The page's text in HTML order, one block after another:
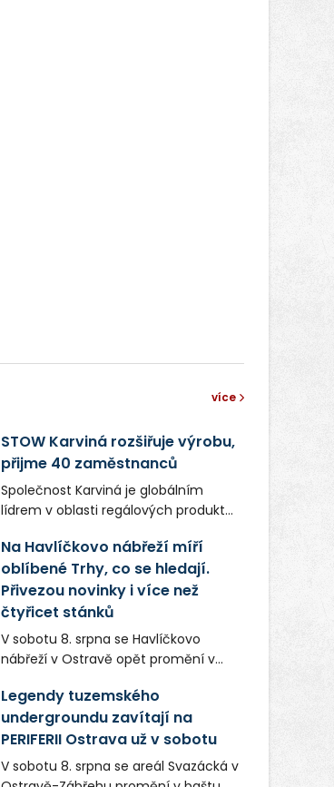
více
STOW Karviná rozšiřuje výrobu,
přijme 40 zaměstnanců
Společnost Karviná je globálním
lídrem v oblasti regálových produktů
zaměstnavatelem na Karvinsku a
firmou s obrovským potenciálem.
Na Havlíčkovo nábřeží míří
oblíbené Trhy, co se hledají.
Přivezou novinky i více než
čtyřicet stánků
V sobotu 8. srpna se Havlíčkovo
nábřeží v Ostravě opět promění v
lokálních výrobků. Trhy, co se hledají
tentokrát nabídnou více než čtyřicet
pečlivě vybraných stánků s kvalitní
gastronomií, farmářskými produkty,
designem i řemeslnou tvorbou.
Legendy tuzemského
undergroundu zavítají na
PERIFERII Ostrava už v sobotu
V sobotu 8. srpna se areál Svazácká v